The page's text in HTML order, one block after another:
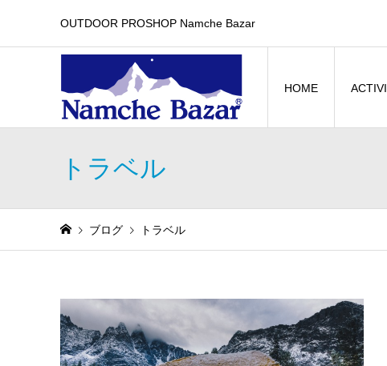
OUTDOOR PROSHOP Namche Bazar
HOME
トラベル
ブログ トラベル